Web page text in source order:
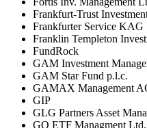
Frankfurt-Trust
Frankfurter Service KAG
Franklin Templeton
FundRock
GAM Investment
GAM Star Fund p.l.c.
GAMAX Management
GIP
GLG Partners Asset
GO ETF Managment Ltd.